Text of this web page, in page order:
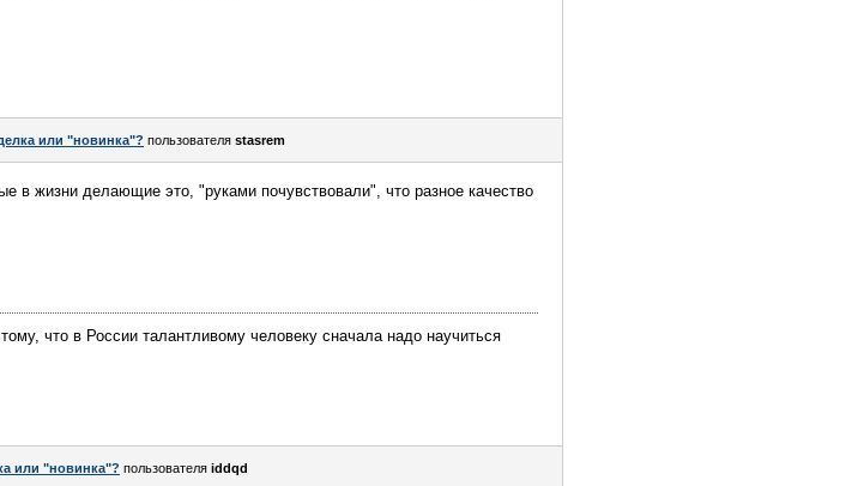
или "новинка"? пользователя stasrem
в жизни делающие это, "руками почувствовали", что разное качество
что в России талантливому человеку сначала надо научиться
или "новинка"? пользователя iddqd